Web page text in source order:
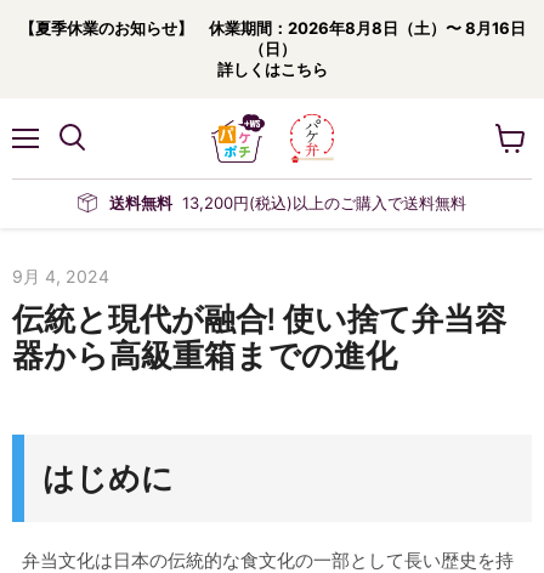
【夏季休業のお知らせ】 休業期間：2026年8月8日（土）〜 8月16日
（日）
詳しくはこちら
ニ
送料無料 13,200円(税込)以上のご購入で送料無料
ー
9月 4, 2024
伝統と現代が融合! 使い捨て弁当容
器から高級重箱までの進化
はじめに
弁当文化は日本の伝統的な食文化の一部として長い歴史を持